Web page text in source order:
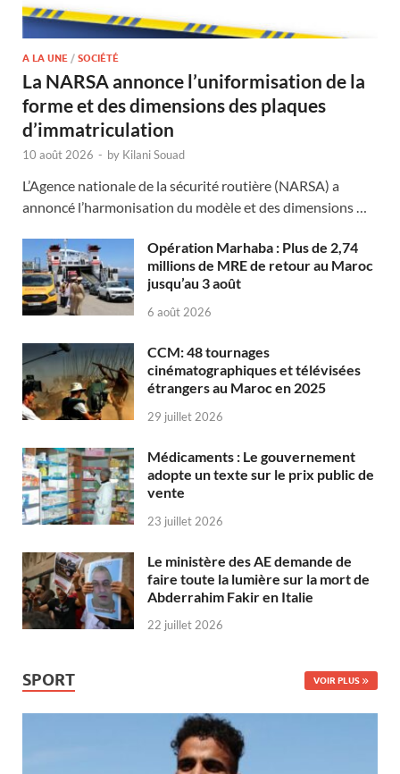
A LA UNE / SOCIÉTÉ
La NARSA annonce l’uniformisation de la
forme et des dimensions des plaques
d’immatriculation
10 août 2026 - by Kilani Souad
L’Agence nationale de la sécurité routière (NARSA) a
annoncé l’harmonisation du modèle et des dimensions …
Opération Marhaba : Plus de 2,74
millions de MRE de retour au Maroc
jusqu’au 3 août
6 août 2026
CCM: 48 tournages
cinématographiques et télévisées
étrangers au Maroc en 2025
29 juillet 2026
Médicaments : Le gouvernement
adopte un texte sur le prix public de
vente
23 juillet 2026
Le ministère des AE demande de
faire toute la lumière sur la mort de
Abderrahim Fakir en Italie
22 juillet 2026
SPORT VOIR PLUS